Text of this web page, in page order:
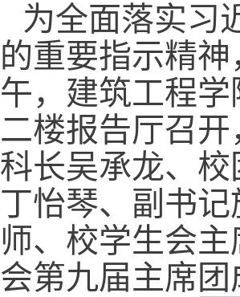
为全面落实习
的重要指示精
午，建筑工程
二楼报告厅召
科长吴承龙、
丁怡琴、副书
师、校学生会
会第九届主席